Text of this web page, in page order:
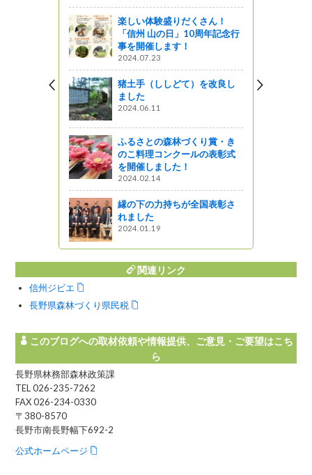
楽しい体験盛りだくさん！
「信州 山の日」10周年記念行
事を開催します！
2024.07.23
猪土手（ししどて）を改良し
ました
2024.06.11
ふるさとの森林づくり賞・き
のこ料理コンクールの表彰式
を開催しました！
2024.02.14
縁の下の力持ちが全国表彰さ
れました
2024.01.19
関連リンク
信州ジビエ
長野県森林づくり県民税
このブログへの取材依頼や情報提供、ご意見・ご要望はこち
ら
長野県林務部森林政策課
TEL 026-235-7262
FAX 026-234-0330
〒380-8570
長野市南長野幅下692-2
公式ホームページ